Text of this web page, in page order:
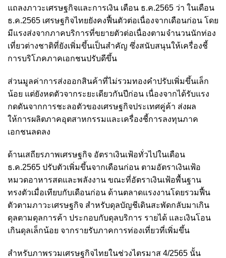
แถลงภาวะเศรษฐกิจและการเงิน เดือน ธ.ค.2565 ว่า ในเดือน
ธ.ค.2565 เศรษฐกิจไทยยังคงฟื้นตัวต่อเนื่องจากเดือนก่อน โดย
มีแรงส่งจากภาคบริการที่ขยายตัวต่อเนื่องตามจำนวนนักท่อง
เที่ยวต่างชาติที่ยังเพิ่มขึ้นเป็นสำคัญ ซึ่งสนับสนุนให้เครื่องชี้
การบริโภคภาคเอกชนปรับดีขึ้น
ส่วนมูลค่าการส่งออกสินค้าที่ไม่รวมทองคำปรับเพิ่มขึ้นเล็ก
น้อย แต่ยังหดตัวจากระยะเดียวกันปีก่อน เนื่องจากได้รับแรง
กดดันจากการชะลอตัวของเศรษฐกิจประเทศคู่ค้า ส่งผล
ให้การผลิตภาคอุตสาหกรรมและเครื่องชี้การลงทุนภาค
เอกชนลดลง
ด้านเสถียรภาพเศรษฐกิจ อัตราเงินเฟ้อทั่วไปในเดือน
ธ.ค.2565 ปรับตัวเพิ่มขึ้นจากเดือนก่อน ตามอัตราเงินเฟ้อ
หมวดอาหารสดและพลังงาน ขณะที่อัตราเงินเฟ้อพื้นฐาน
ทรงตัวเมื่อเทียบกับเดือนก่อน ด้านตลาดแรงงานโดยรวมฟื้น
ตัวตามภาวะเศรษฐกิจ สำหรับดุลบัญชีเดินสะพัดกลับมาเกิน
ดุลตามดุลการค้า ประกอบกับดุลบริการ รายได้ และเงินโอน
เกินดุลเล็กน้อย จากรายรับภาคการท่องเที่ยวที่เพิ่มขึ้น
สำหรับภาพรวมเศรษฐกิจไทยในช่วงไตรมาส 4/2565 นั้น